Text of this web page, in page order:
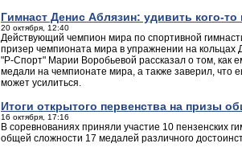
Гимнаст Денис Аблязин: удивить кого-
20 октября, 12:40
Действующий чемпион мира по спортивной
призер чемпионата мира в упражнении на кольцах
"Р-Спорт" Марии Воробьевой рассказал о том, как
медали на чемпионате мира, а также заверил, что
может усилиться.
Итоги открытого первенства на призы
16 октября, 17:16
В соревнованиях приняли участие 10 пензенских
общей сложности 17 медалей различного